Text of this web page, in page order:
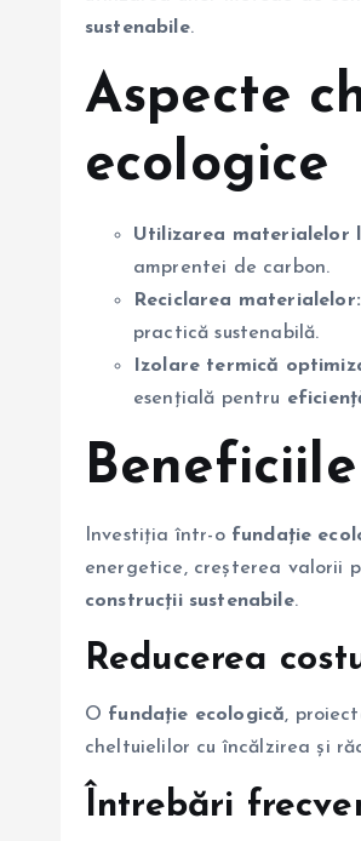
sustenabile.
Aspecte
ecologice
Utilizarea materialelor
amprentei de carbon.
Reciclarea materialelor:
practică sustenabilă.
Izolare termică
esențială pentru
Investiția într-o fundație
energetice, creșterea valorii
construcții sustenabile.
Reducerea
O fundație ecologică,
cheltuielilor cu încălzirea și
Întrebări